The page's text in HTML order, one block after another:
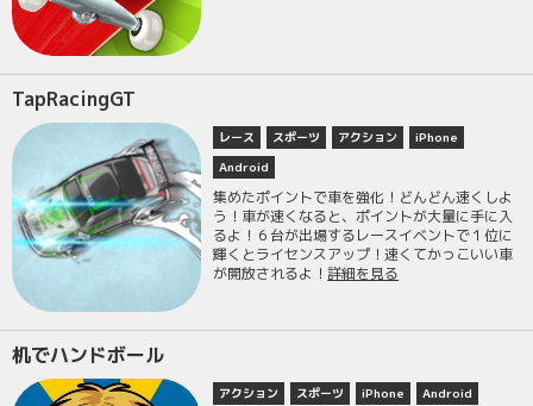
TapRacingGT
レース スポーツ アクション
iPhone
Android
集めたポイントで車を強化！どんどん速くしよ
う！車が速くなると、ポイントが大量に手に入
るよ！６台が出場するレースイベントで１位に
輝くとライセンスアップ！速くてかっこいい車
が開放されるよ！詳細を見る
机でハンドボール
アクション スポーツ iPhone Android